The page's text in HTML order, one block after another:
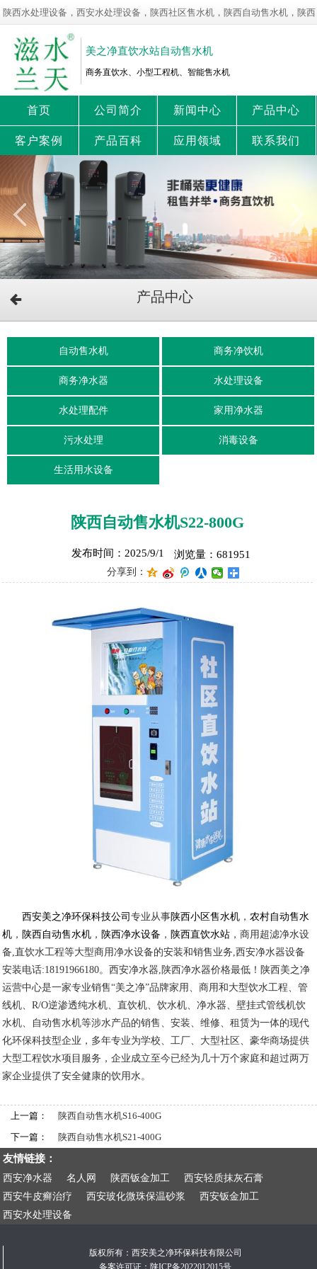
陕西水处理设备，西安水处理设备，陕西社区售水机，陕西自动售水机，陕西
净水设备，陕西直饮水站！
美之净直饮水站自动售水机
商务直饮水、小型工程机、智能售水机
首页 公司简介 新闻中心 产品中心
客户案例 产品百科 应用领域 联系我们
产品中心
自动售水机 商务净饮机
商务净水器 水处理设备
水处理配件 家用净水器
污水处理 消毒设备
生活用水设备
陕西自动售水机S22-800G
发布时间：2025/9/1 浏览量：681951
分享到：
西安美之净环保科技公司专业从事陕西小区售水机 ， 农村自动售水
机 ， 陕西自动售水机 ， 陕西净水设备 ， 陕西直饮水站 ，商用超滤净水设
备,直饮水工程等大型商用净水设备的安装和销售业务,西安净水器设备
安装电话:18191966180。西安净水器,陕西净水器价格最低！陕西美之净
运营中心是一家专业销售“美之净”品牌家用、商用和大型饮水工程、管
线机、R/O逆渗透纯水机、直饮机、饮水机、净水器、壁挂式管线机饮
水机、自动售水机等涉水产品的销售、安装、维修、租赁为一体的现代
化环保科技型企业，多年专业为学校、工厂、大型社区、豪华商场提供
大型工程饮水项目服务，企业成立至今已经为几十万个家庭和超过两万
家企业提供了安全健康的饮用水。
上一篇：
陕西自动售水机S16-400G
下一篇：
陕西自动售水机S21-400G
友情链接：
西安净水器 名人网 陕西钣金加工
西安轻质抹灰石膏
西安牛皮癣治疗
西安玻化微珠保温砂浆
西安钣金加工
西安水处理设备
版权所有：西安美之净环保科技有限公司
备案许可证：陕ICP备2022012015号